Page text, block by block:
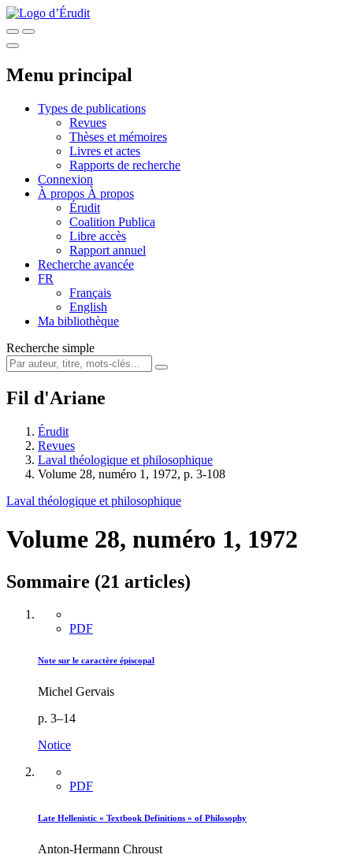
Menu principal
Types de publications
Revues
Thèses et mémoires
Livres et actes
Rapports de recherche
Connexion
À propos À propos
Érudit
Coalition Publica
Libre accès
Rapport annuel
Recherche avancée
FR
Français
English
Ma bibliothèque
Recherche simple
Fil d'Ariane
Érudit
Revues
Laval théologique et philosophique
Volume 28, numéro 1, 1972, p. 3-108
Laval théologique et philosophique
Volume 28, numéro 1, 1972
Sommaire (21 articles)
PDF
Note sur le caractère épiscopal
Michel Gervais
p. 3–14
Notice
PDF
Late Hellenistic « Textbook Definitions » of Philosophy
Anton-Hermann Chroust